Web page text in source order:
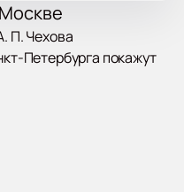
П. Чехова
Петербурга покажут